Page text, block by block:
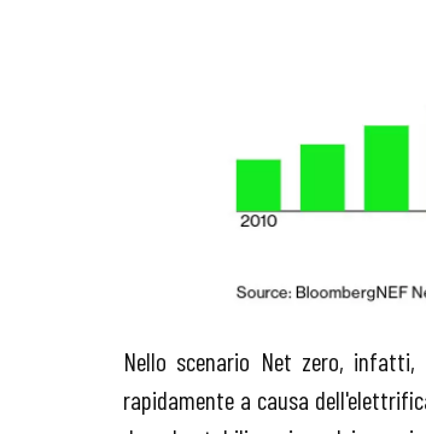
Nello scenario Net zero, infatti,
rapidamente a causa